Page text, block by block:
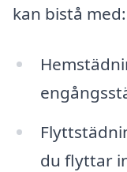
kan bistå med:
du flyttar